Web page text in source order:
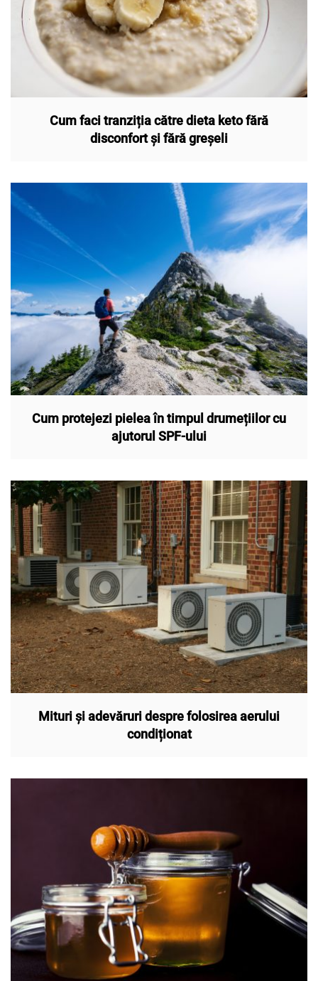
Cum faci tranziția către dieta keto fără
disconfort și fără greșeli
Cum protejezi pielea în timpul drumețiilor cu
ajutorul SPF-ului
Mituri și adevăruri despre folosirea aerului
condiționat